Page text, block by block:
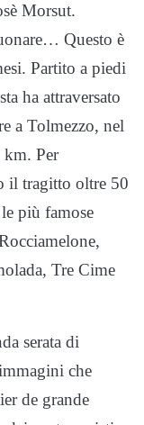
Morsut.
Questo è
Partito a piedi
ha attraversato
a Tolmezzo, nel
km. Per
il tragitto oltre 50
più famose
Tre Cime
serata di
che
de grande